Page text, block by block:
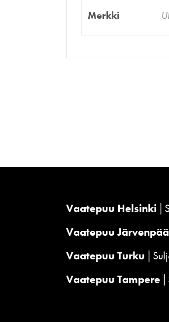
Merkki
Vaatepuu Helsinki
Vaatepuu Järvenpää
Vaatepuu Turku
Vaatepuu Tampere